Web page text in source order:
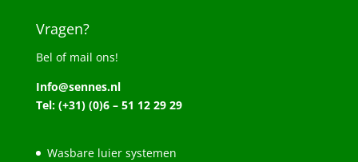
Vragen?
Bel of mail ons!
Info@sennes.nl
Tel: (+31) (0)6 – 51 12 29 29
Wasbare luier systemen